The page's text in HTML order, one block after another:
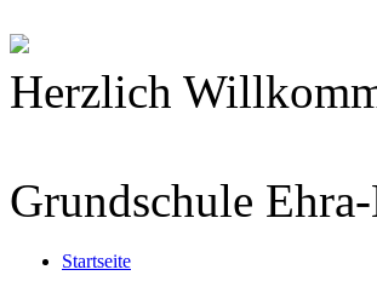
Herzlich
Grundschule
Startseite